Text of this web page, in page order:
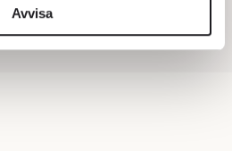
till de sociala medier och
som vi samarbetar med.
Avvisa